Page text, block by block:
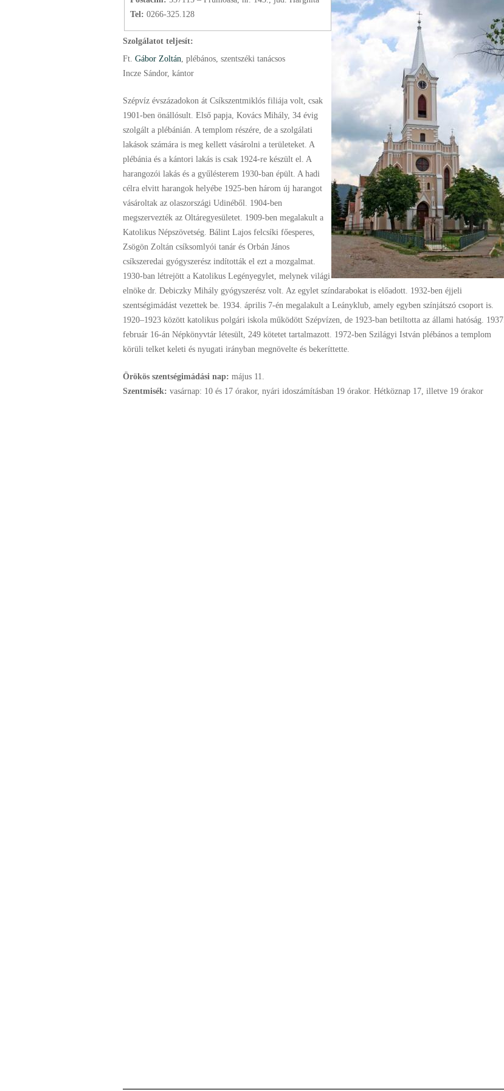
Tel: 0266-325.128
Szolgálatot teljesít:
Ft. Gábor Zoltán , plébános , szentszéki tanácsos
Incze Sándor, kántor
Szépvíz évszázadokon át Csíkszentmiklós filiája volt, csak
1901-ben önállósult. Első papja, Kovács Mihály, 34 évig
szolgált a plébánián. A templom részére, de a szolgálati
lakások számára is meg kellett vásárolni a területeket. A
plébánia és a kántori lakás is csak 1924-re készült el. A
harangozói lakás és a gyűlésterem 1930-ban épült. A hadi
célra elvitt harangok helyébe 1925-ben három új harangot
vásároltak az olaszországi Udinéből. 1904-ben
megszervezték az Oltáregyesületet. 1909-ben megalakult a
Katolikus Népszövetség. Bálint Lajos felcsíki főesperes,
Zsögön Zoltán csíksomlyói tanár és Orbán János
csíkszeredai gyógyszerész indították el ezt a mozgalmat.
1930-ban létrejött a Katolikus Legényegylet, melynek világi
elnöke dr. Debiczky Mihály gyógyszerész volt. Az egylet színdarabokat is előadott. 1932-ben éjjeli
szentségimádást vezettek be. 1934. április 7-én megalakult a Leányklub, amely egyben színjátszó csoport is.
1920–1923 között katolikus polgári iskola működött Szépvízen, de 1923-ban betiltotta az állami hatóság. 1937.
február 16-án Népkönyvtár létesült, 249 kötetet tartalmazott. 1972-ben Szilágyi István plébános a templom
körüli telket keleti és nyugati irányban megnövelte és bekeríttette.
Örökös szentségimádási nap: május 11.
Szentmisék: vasárnap: 10 és 17 órakor, nyári idoszámításban 19 órakor. Hétköznap 17, illetve 19 órakor